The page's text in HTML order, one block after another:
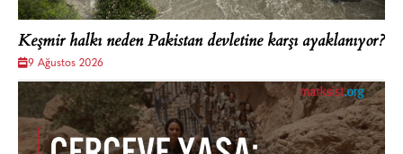
Keşmir halkı neden Pakistan devletine karşı ayaklanıyor?
9 Ağustos 2026